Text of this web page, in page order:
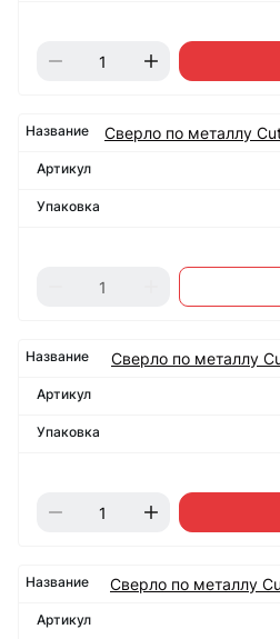
Сверло по металлу
Сверло по металлу
Сверло по металлу